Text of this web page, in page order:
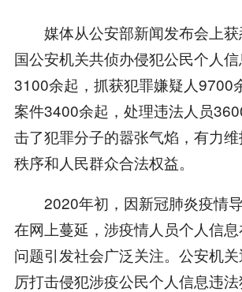
媒体从公安部新闻发布会上获
国公安机关共侦办侵犯公民个人
3100余起，抓获犯罪嫌疑人9700
案件3400余起，处理违法人员
击了犯罪分子的嚣张气焰，有力
秩序和人民群众合法权益。
2020年初，因新冠肺炎疫情
在网上蔓延，涉疫情人员个人信
问题引发社会广泛关注。公安机
厉打击侵犯涉疫公民个人信息违